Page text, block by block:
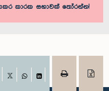
කාරක සභාවක් තෝරන්න!
WhatsAppLinkedIn